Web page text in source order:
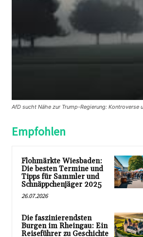
AfD sucht Nähe zur Trump-Regierung:
Empfohlen
Flohmärkte Wiesbaden:
Die besten Termine und
Tipps für Sammler und
Schnäppchenjäger 2025
26.07.2026
Die faszinierendsten
Burgen im Rheingau: Ein
Reiseführer zu Geschichte